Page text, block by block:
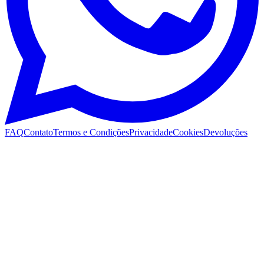
FAQContatoTermos e CondiçõesPrivacidadeCookiesDevoluções